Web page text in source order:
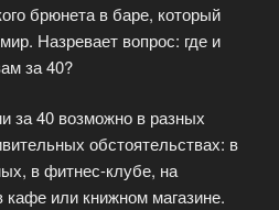
брюнета в баре, который
Назревает вопрос: где и
за 40?
за 40 возможно в разных
обстоятельствах: в
в фитнес-клубе, на
или книжном магазине.